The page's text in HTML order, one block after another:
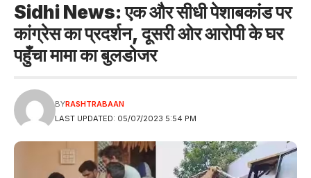
Sidhi News: एक और सीधी पेशाबकांड पर
कांग्रेस का प्रदर्शन, दूसरी ओर आरोपी के घर
पहुँचा मामा का बुलडोजर
LAST UPDATED: 05/07/2023 5:54 PM
BYRASHTRABAAN